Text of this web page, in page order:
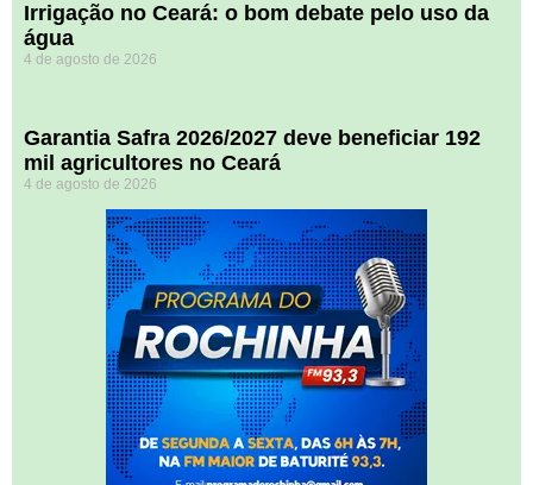
Irrigação no Ceará: o bom debate pelo uso da
água
4 de agosto de 2026
Garantia Safra 2026/2027 deve beneficiar 192
mil agricultores no Ceará
4 de agosto de 2026